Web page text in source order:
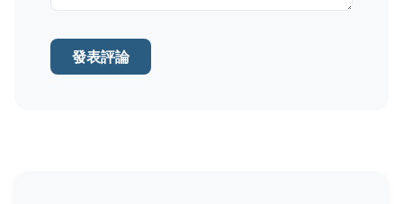
發表評論